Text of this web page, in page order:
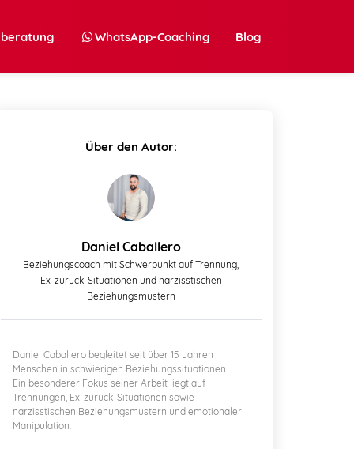
WhatsApp-Coaching Blog
Über den Autor:
Daniel Caballero
Beziehungscoach mit Schwerpunkt auf Trennung,
Ex-zurück-Situationen und narzisstischen
Beziehungsmustern
Daniel Caballero begleitet seit über 15 Jahren
Menschen in schwierigen Beziehungssituationen.
Ein besonderer Fokus seiner Arbeit liegt auf
Trennungen, Ex-zurück-Situationen sowie
narzisstischen Beziehungsmustern und emotionaler
Manipulation.